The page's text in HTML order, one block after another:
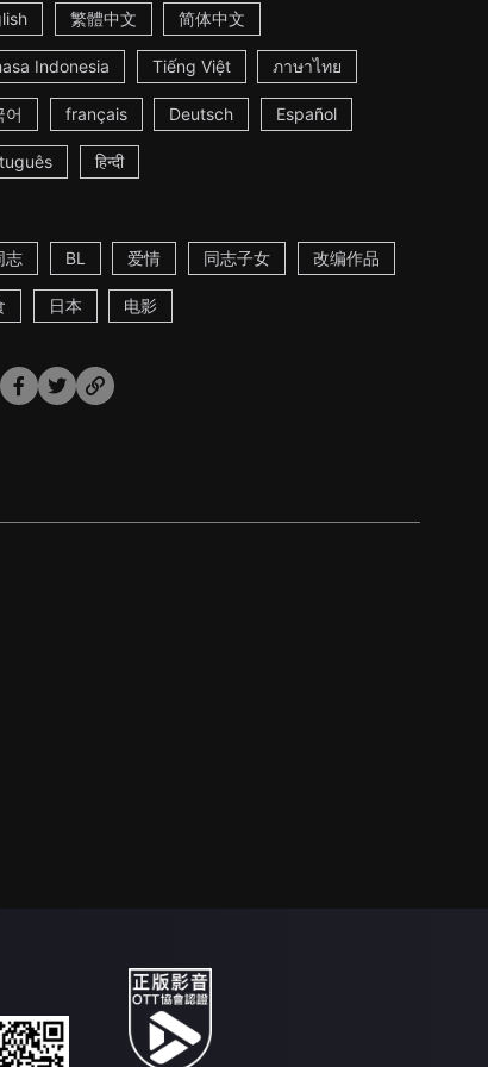
繁體中文 简体中文
Indonesia Tiếng Việt ภาษาไทย
어 français Deutsch Español
हिन्दी
志
BL 爱情 同志子女 改编作品
日本 电影